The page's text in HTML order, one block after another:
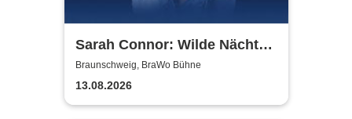
Sarah Connor: Wilde Nächte -
Open Air 2026
Braunschweig, BraWo Bühne
13.08.2026